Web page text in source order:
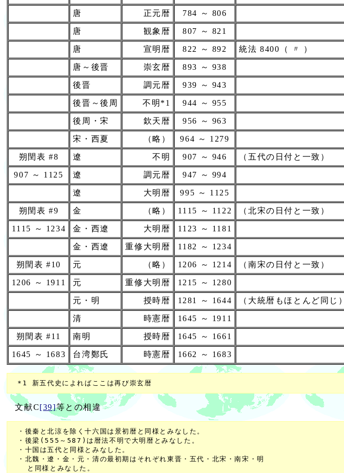
唐 正元暦 784 ～ 806
唐 観象暦 807 ～ 821
唐 宣明暦 822 ～ 892 統法 8400（ 〃 ）
唐～後晋 崇玄暦 893 ～ 938
後晋 調元暦 939 ～ 943
後晋～後周 不明*1 944 ～ 955
後周・宋 欽天暦 956 ～ 963
宋・西夏 （略） 964 ～ 1279
朔閏表 #8 遼 不明 907 ～ 946 （五代の日付と一致）
907 ～ 1125 遼 調元暦 947 ～ 994
遼 大明暦 995 ～ 1125
朔閏表 #9 金 （略） 1115 ～ 1122 （北宋の日付と一致）
1115 ～ 1234 金・西遼 大明暦 1123 ～ 1181
金・西遼 重修大明暦 1182 ～ 1234
朔閏表 #10 元 （略） 1206 ～ 1214 （南宋の日付と一致）
1206 ～ 1911 元 重修大明暦 1215 ～ 1280
元・明 授時暦 1281 ～ 1644 （大統暦もほとんど同じ）
清 時憲暦 1645 ～ 1911
朔閏表 #11 南明 授時暦 1645 ～ 1661
1645 ～ 1683 台湾鄭氏 時憲暦 1662 ～ 1683
文献C[39]等との相違
・後秦と北涼を除く十六国は景初暦と同様とみなした。
・後梁(555～587)は暦法不明で大明暦とみなした。
・十国は五代と同様とみなした。
・北魏・遼・金・元・清の最初期はそれぞれ東晋・五代・北宋・南宋・明
   と同様とみなした。